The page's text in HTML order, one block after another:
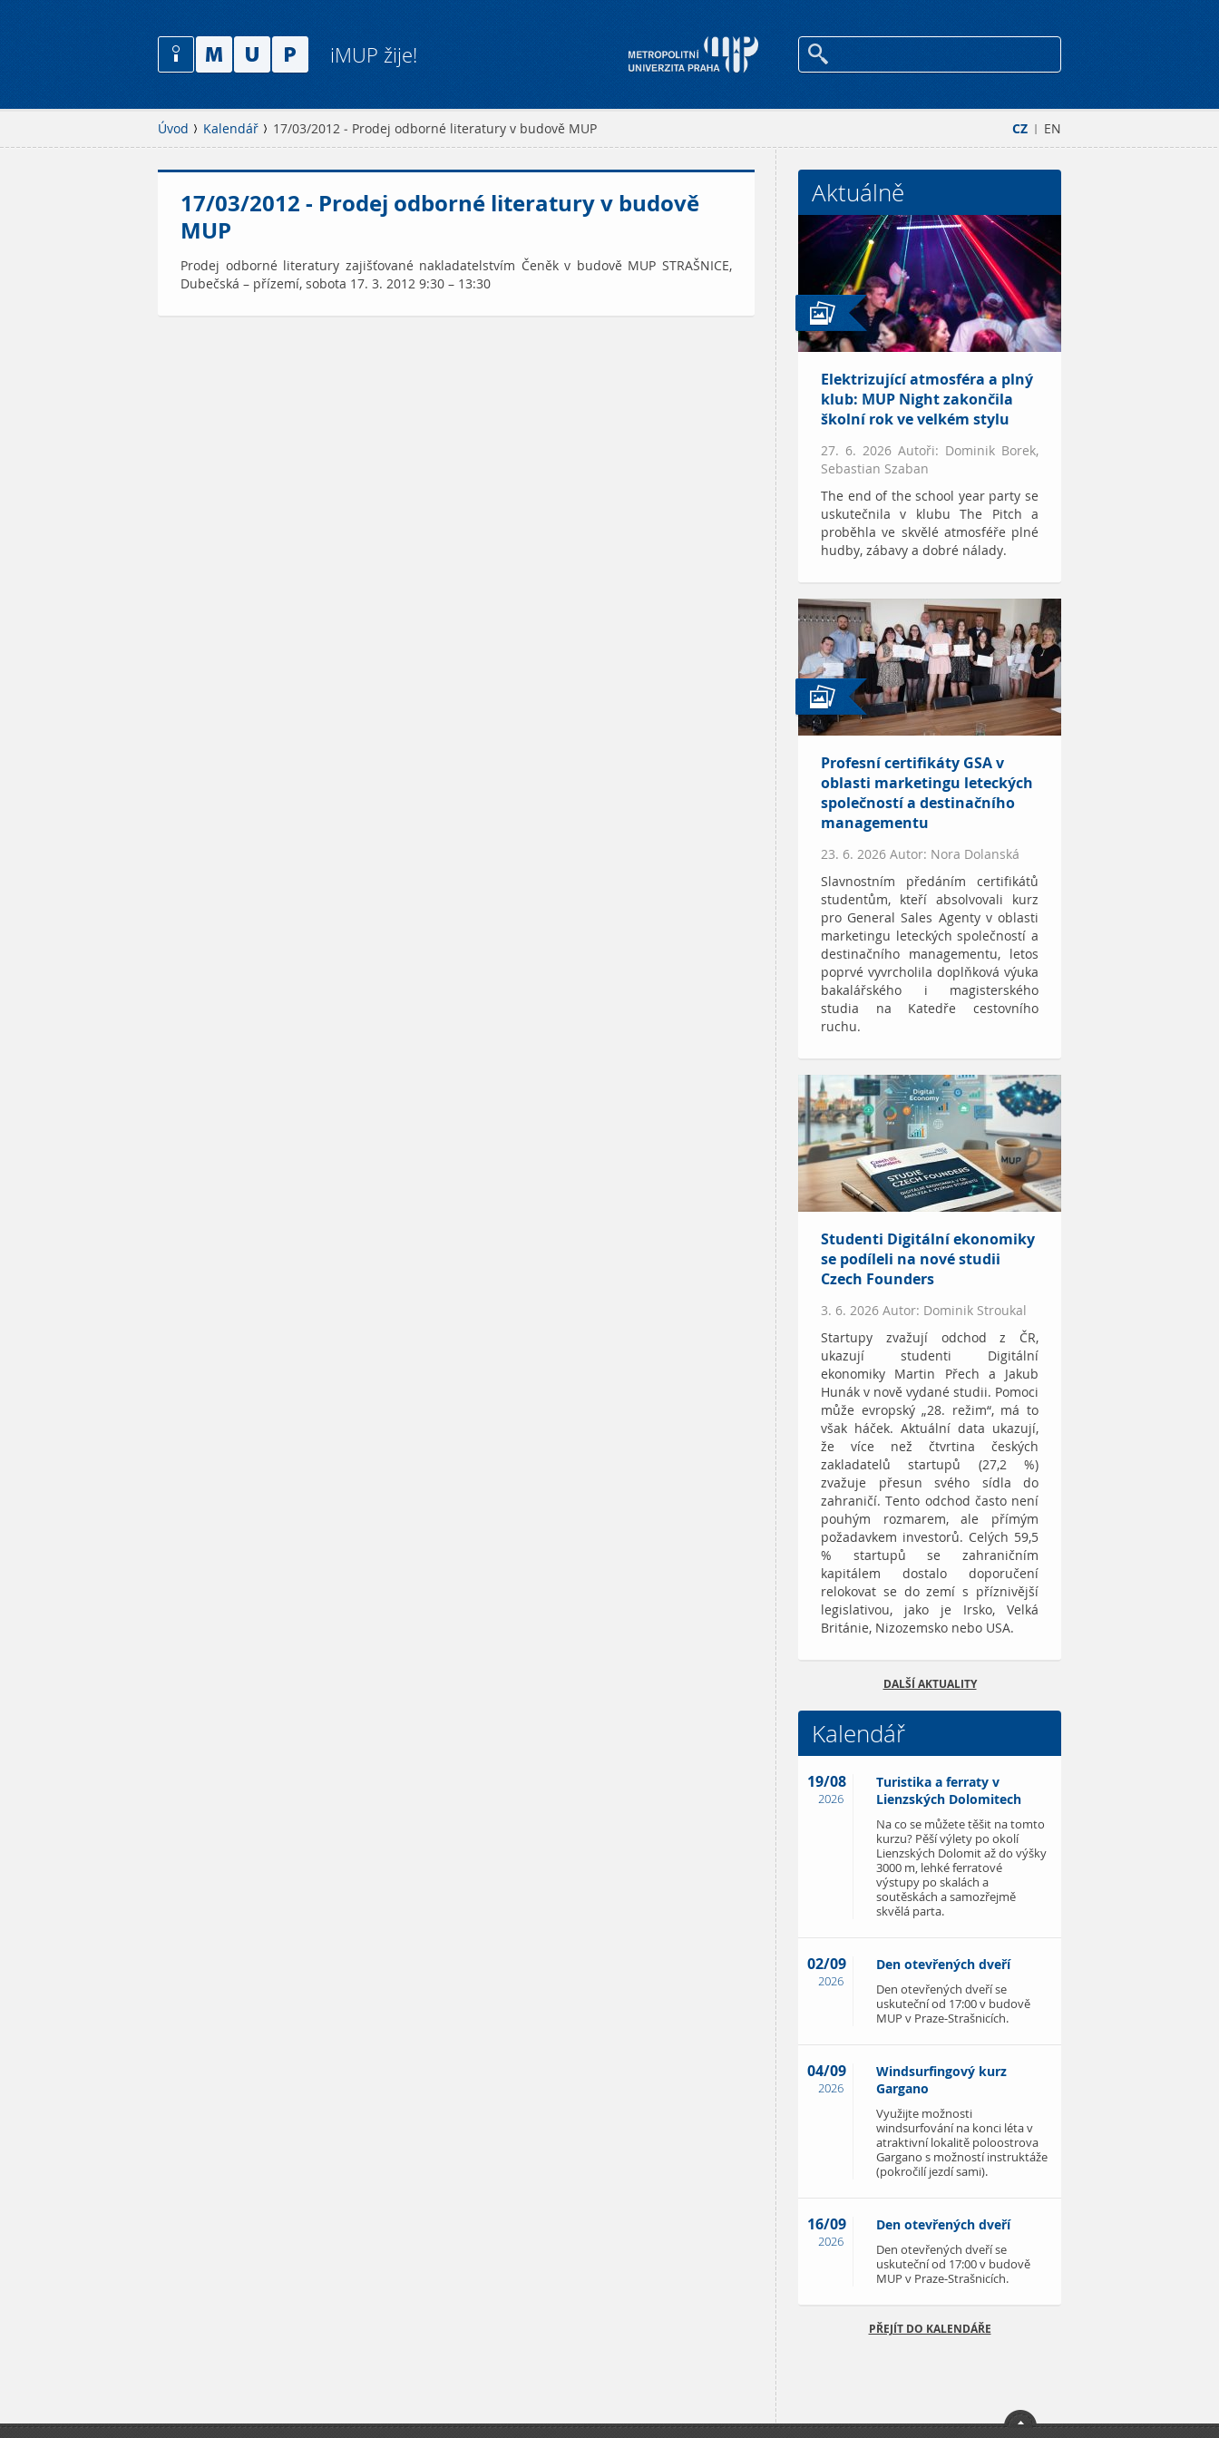
iMUP žije!
CZ | EN
Úvod Kalendář 17/03/2012 - Prodej odborné literatury v budově MUP
17/03/2012 - Prodej odborné literatury v budově
MUP
Prodej odborné literatury zajišťované nakladatelstvím Čeněk v budově MUP STRAŠNICE,
Dubečská – přízemí, sobota 17. 3. 2012 9:30 – 13:30
Aktuálně
Elektrizující atmosféra a plný
klub: MUP Night zakončila
školní rok ve velkém stylu
27. 6. 2026 Autoři: Dominik Borek,
Sebastian Szaban
The end of the school year party se
uskutečnila v klubu The Pitch a
proběhla ve skvělé atmosféře plné
hudby, zábavy a dobré nálady.
Profesní certifikáty GSA v
oblasti marketingu leteckých
společností a destinačního
managementu
23. 6. 2026 Autor: Nora Dolanská
Slavnostním předáním certifikátů
studentům, kteří absolvovali kurz
pro General Sales Agenty v oblasti
marketingu leteckých společností a
destinačního managementu, letos
poprvé vyvrcholila doplňková výuka
bakalářského i magisterského
studia na Katedře cestovního
ruchu.
Studenti Digitální ekonomiky
se podíleli na nové studii
Czech Founders
3. 6. 2026 Autor: Dominik Stroukal
Startupy zvažují odchod z ČR,
ukazují studenti Digitální
ekonomiky Martin Přech a Jakub
Hunák v nově vydané studii. Pomoci
může evropský „28. režim“, má to
však háček. Aktuální data ukazují,
že více než čtvrtina českých
zakladatelů startupů (27,2 %)
zvažuje přesun svého sídla do
zahraničí. Tento odchod často není
pouhým rozmarem, ale přímým
požadavkem investorů. Celých 59,5
% startupů se zahraničním
kapitálem dostalo doporučení
relokovat se do zemí s příznivější
legislativou, jako je Irsko, Velká
Británie, Nizozemsko nebo USA.
DALŠÍ AKTUALITY
Kalendář
19/08
2026
Turistika a ferraty v
Lienzských Dolomitech
Na co se můžete těšit na tomto
kurzu? Pěší výlety po okolí
Lienzských Dolomit až do výšky
3000 m, lehké ferratové
výstupy po skalách a
soutěskách a samozřejmě
skvělá parta.
02/09
2026
Den otevřených dveří
Den otevřených dveří se
uskuteční od 17:00 v budově
MUP v Praze-Strašnicích.
04/09
2026
Windsurfingový kurz
Gargano
Využijte možnosti
windsurfování na konci léta v
atraktivní lokalitě poloostrova
Gargano s možností instruktáže
(pokročilí jezdí sami).
16/09
2026
Den otevřených dveří
Den otevřených dveří se
uskuteční od 17:00 v budově
MUP v Praze-Strašnicích.
PŘEJÍT DO KALENDÁŘE